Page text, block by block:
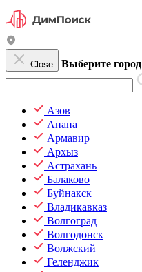
Close Выберите город
Азов
Анапа
Армавир
Архыз
Астрахань
Балаково
Буйнакск
Владикавказ
Волгоград
Волгодонск
Волжский
Геленджик